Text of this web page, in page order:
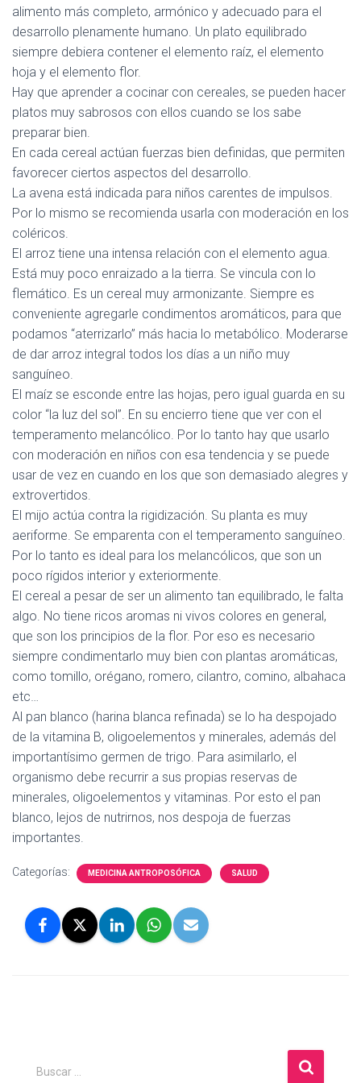
alimento más completo, armónico y adecuado para el
desarrollo plenamente humano. Un plato equilibrado
siempre debiera contener el elemento raíz, el elemento
hoja y el elemento flor.
Hay que aprender a cocinar con cereales, se pueden hacer
platos muy sabrosos con ellos cuando se los sabe
preparar bien.
En cada cereal actúan fuerzas bien definidas, que permiten
favorecer ciertos aspectos del desarrollo.
La avena está indicada para niños carentes de impulsos.
Por lo mismo se recomienda usarla con moderación en los
coléricos.
El arroz tiene una intensa relación con el elemento agua.
Está muy poco enraizado a la tierra. Se vincula con lo
flemático. Es un cereal muy armonizante. Siempre es
conveniente agregarle condimentos aromáticos, para que
podamos “aterrizarlo” más hacia lo metabólico. Moderarse
de dar arroz integral todos los días a un niño muy
sanguíneo.
El maíz se esconde entre las hojas, pero igual guarda en su
color “la luz del sol”. En su encierro tiene que ver con el
temperamento melancólico. Por lo tanto hay que usarlo
con moderación en niños con esa tendencia y se puede
usar de vez en cuando en los que son demasiado alegres y
extrovertidos.
El mijo actúa contra la rigidización. Su planta es muy
aeriforme. Se emparenta con el temperamento sanguíneo.
Por lo tanto es ideal para los melancólicos, que son un
poco rígidos interior y exteriormente.
El cereal a pesar de ser un alimento tan equilibrado, le falta
algo. No tiene ricos aromas ni vivos colores en general,
que son los principios de la flor. Por eso es necesario
siempre condimentarlo muy bien con plantas aromáticas,
como tomillo, orégano, romero, cilantro, comino, albahaca
etc…
Al pan blanco (harina blanca refinada) se lo ha despojado
de la vitamina B, oligoelementos y minerales, además del
importantísimo germen de trigo. Para asimilarlo, el
organismo debe recurrir a sus propias reservas de
minerales, oligoelementos y vitaminas. Por esto el pan
blanco, lejos de nutrirnos, nos despoja de fuerzas
importantes.
Categorías: MEDICINA ANTROPOSÓFICA SALUD
BBuscar …